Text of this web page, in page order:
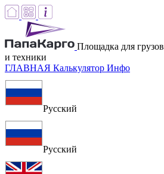
Площадка для грузов
и техники
ГЛАВНАЯ Калькулятор Инфо
Русский
Русский